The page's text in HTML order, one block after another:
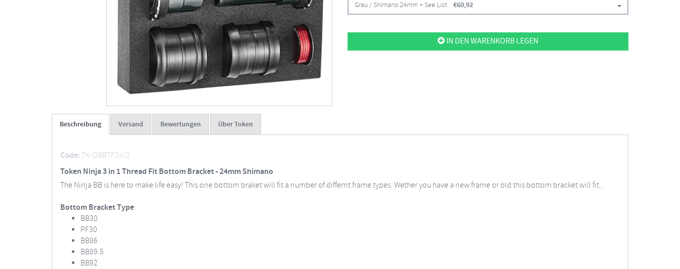
Grau / Shimano 24mm + See List €60,92
IN DEN WARENKORB LEGEN
Beschreibung Versand Bewertungen Über Token
Code:TK-DBBTF24/2
Token Ninja 3 in 1 Thread Fit Bottom Bracket - 24mm Shimano
The Ninja BB is here to make life easy! This one bottom braket will fit a number of differnt frame types. Wether you have a new frame or old this bottom bracket will fit..
Bottom Bracket Type
BB30
PF30
BB86
BB89.5
BB92